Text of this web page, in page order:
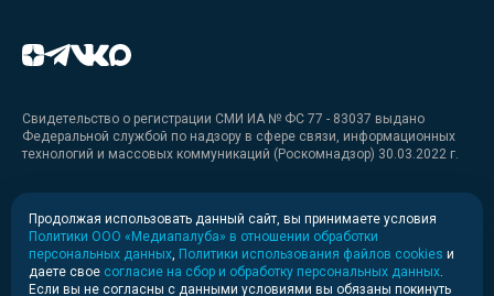
Свидетельство о регистрации СМИ ИА № ФС 77 - 83037 выдано
Федеральной службой по надзору в сфере связи, информационных
технологий и массовых коммуникаций (Роскомнадзор) 30.03.2022 г.
Медиакит
Медиакит для печати
Продолжая использовать данный сайт, вы принимаете условия
Политики ООО «Медиапалуба» в отношении обработки
персональных данных Политики использования файлов cookies и
даете свое согласие на сбор и обработку персональных данных
Если вы не согласны с данными условиями вы обязаны покинуть